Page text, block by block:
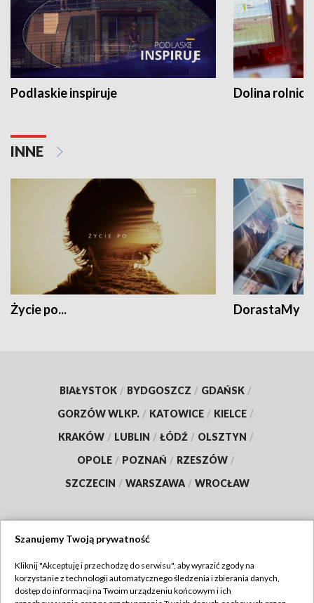
Podlaskie inspiruje Dolina
INNE
Życie po... DorastaMy
BIAŁYSTOK / BYDGOSZCZ / GDAŃSK /
GORZÓW WLKP. / KATOWICE / KIELCE /
KRAKÓW / LUBLIN / ŁÓDŹ / OLSZTYN /
OPOLE / POZNAŃ / RZESZÓW /
SZCZECIN / WARSZAWA / WROCŁAW
TVP
Szanujemy Twoją prywatność
Kliknij "Akceptuję i przechodzę do serwisu", aby wyrazić zgody na
korzystanie z technologii automatycznego śledzenia i zbierania danych,
dostęp do informacji na Twoim urządzeniu końcowym i ich